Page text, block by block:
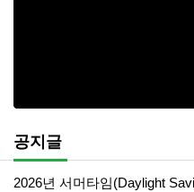
공지글
2026년 서머타임(Daylight